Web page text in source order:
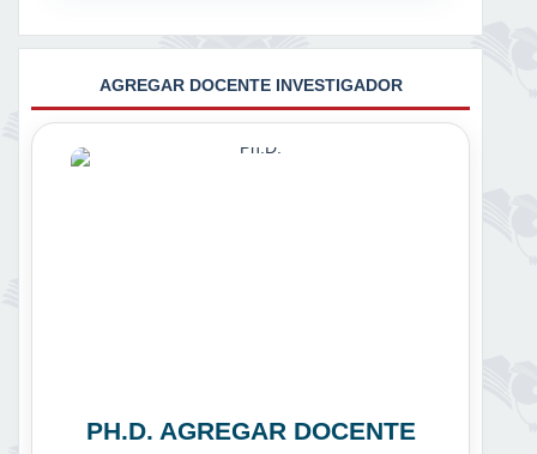
AGREGAR DOCENTE INVESTIGADOR
PH.D. AGREGAR DOCENTE